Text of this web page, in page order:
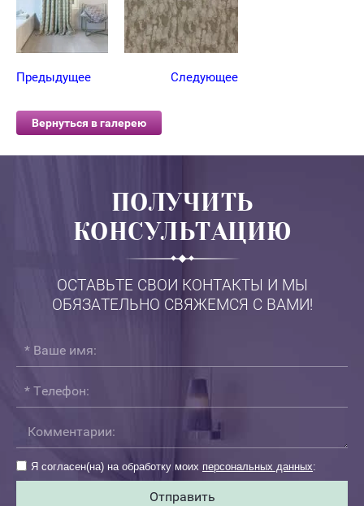
Предыдущее Следующее
Вернуться в галерею
ПОЛУЧИТЬ
КОНСУЛЬТАЦИЮ
ОСТАВЬТЕ СВОИ КОНТАКТЫ И МЫ
ОБЯЗАТЕЛЬНО СВЯЖЕМСЯ С ВАМИ!
Я согласен(на) на обработку моих персональных данных:
Отправить